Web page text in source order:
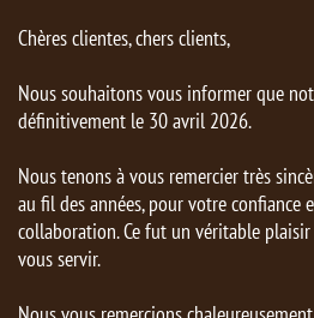
Chères clientes, chers clients,
Nous souhaitons vous informer que
définitivement le 30 avril 2026.
Nous tenons à vous remercier très
au fil des années, pour votre confiance
collaboration. Ce fut un véritable
vous servir.